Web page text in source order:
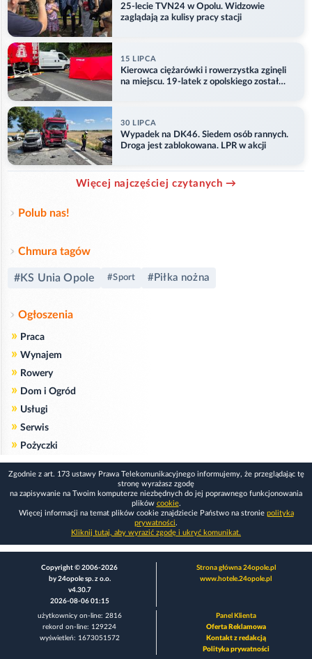
25-lecie TVN24 w Opolu. Widzowie
zaglądają za kulisy pracy stacji
15 LIPCA
Kierowca ciężarówki i rowerzystka zginęli
na miejscu. 19-latek z opolskiego został
30 LIPCA
Wypadek na DK46. Siedem osób rannych.
Droga jest zablokowana. LPR w akcji
Więcej najczęściej czytanych →
Polub nas!
Chmura tagów
#KS Unia Opole #Sport #Piłka nożna
Ogłoszenia
» Praca
» Wynajem
» Rowery
» Dom i Ogród
» Usługi
» Serwis
» Pożyczki
Zgodnie z art. 173 ustawy Prawa Telekomunikacyjnego informujemy, że przeglądając tę
stronę wyrażasz zgodę
na zapisywanie na Twoim komputerze niezbędnych do jej poprawnego funkcjonowania
plików cookie.
Więcej informacji na temat plików cookie znajdziecie Państwo na stronie polityka
prywatności.
Kliknij tutaj, aby wyrazić zgodę i ukryć komunikat.
Copyright © 2006-2026
by 24opole sp. z o.o.
v4.30.7
2026-08-06 01:15
Strona główna 24opole.pl
www.hotele.24opole.pl
użytkownicy on-line: 2816
rekord on-line: 129224
wyświetleń: 1673051572
Panel Klienta
Oferta Reklamowa
Kontakt z redakcją
Polityka prywatności